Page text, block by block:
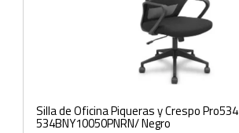
Silla de Oficina Piqueras y Crespo Pro534
534BNY10050PNRN/ Negro